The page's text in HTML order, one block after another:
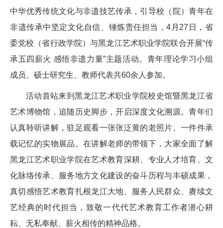
中华优秀传统文化与非遗技艺传承，引导校（院）青年在
非遗传承中坚定文化自信、锤炼责任担当，4月27日，省
委党校（省行政学院）与黑龙江艺术职业学院联合开展“传
承五四薪火 感悟非遗力量”主题活动。青年理论学习小组
成员、硕士研究生、教师代表共60余人参加。
活动首站来到黑龙江艺术职业学院校史馆暨黑龙江省
艺术博物馆，追随历史脚步，开启深度文化溯源。青年们
认真聆听讲解，驻足观看一张张泛黄的老照片、一件件承
载记忆的实物展品。在讲解老师的带领下，大家全面了解
黑龙江艺术职业学院在艺术教育深耕、专业人才培育、文
化脉络传承、服务地方文化建设的奋斗历程与丰硕成果，
真切感悟艺术教育扎根龙江大地、服务人民群众、赓续文
艺经典的时代担当，致敬一代代艺术教育工作者潜心耕
耘、无私奉献、薪火相传的精神品格。